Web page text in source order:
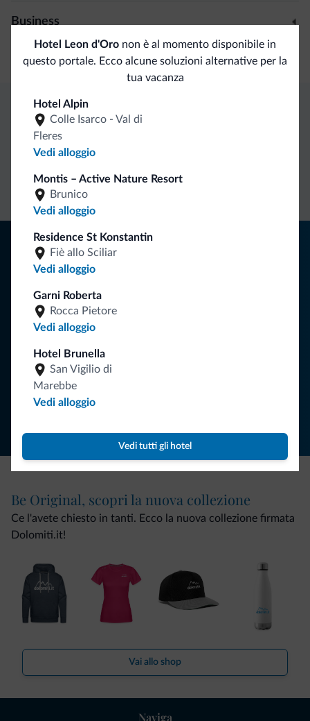
Business
Sala congressi
Hotel Leon d'Oro non è al momento disponibile in
questo portale. Ecco alcune soluzioni alternative per la
tua vacanza
Hotel Alpin
Colle Isarco - Val di
Fleres
Vedi alloggio
Montis – Active Nature Resort
Brunico
Vedi alloggio
Residence St Konstantin
Fiè allo Sciliar
Vedi alloggio
Garni Roberta
Rocca Pietore
Vedi alloggio
Hotel Brunella
San Vigilio di
Marebbe
Vedi alloggio
Vedi tutti gli hotel
Vantaggi esclusivi Dolomiti.it
diretto
vantaggiose
Consigli dalle Dolomiti
Riceverai informazioni, offerte esclusive e news per la tua
Be Original, scopri la nuova collezione
Ce l'avete chiesto in tanti. Ecco la nuova collezione firmata
Dolomiti.it!
Vai allo shop
Naviga